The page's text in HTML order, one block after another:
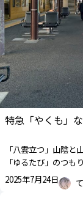
特急「やくも」
「八雲立つ」山陰
「ゆるたび」のつ
2025年7月24日